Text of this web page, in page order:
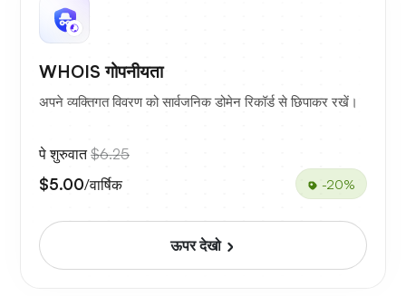
WHOIS गोपनीयता
अपने व्यक्तिगत विवरण को सार्वजनिक डोमेन रिकॉर्ड से छिपाकर रखें।
पे शुरुवात$6.25
$5.00/वार्षिक -20%
ऊपर देखो